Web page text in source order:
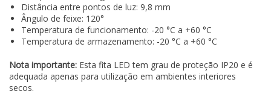
Distância entre pontos de luz: 9,8 mm
Ângulo de feixe: 120°
Temperatura de funcionamento: -20 °C a +60 °C
Temperatura de armazenamento: -20 °C a +60 °C
Nota importante: Esta fita LED tem grau de proteção IP20 e é
adequada apenas para utilização em ambientes interiores
secos.